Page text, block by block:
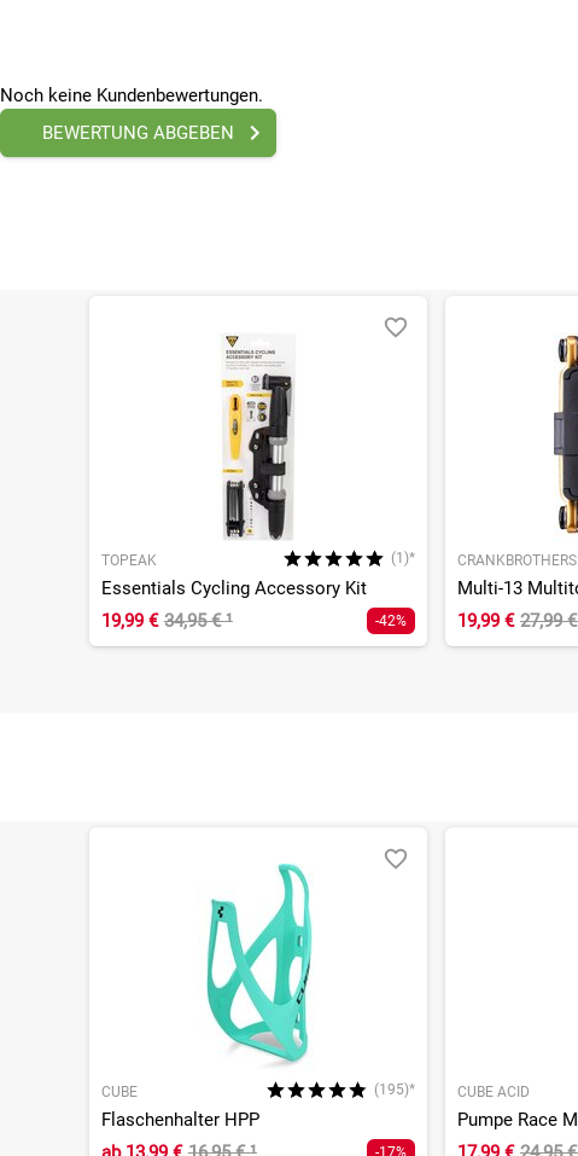
Noch keine Kundenbewertungen.
BEWERTUNG ABGEBEN
TOPEAK (1)*
Essentials Cycling Accessory Kit
19,99 € 34,95 €¹ -42%
CRANKBROTHERS
Multi-13
19,99 € 27,99
CUBE (195)*
Flaschenhalter HPP
-17%
CUBE ACID
Pumpe Race